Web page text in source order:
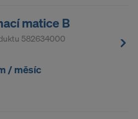
matice B
582634000
/ měsíc